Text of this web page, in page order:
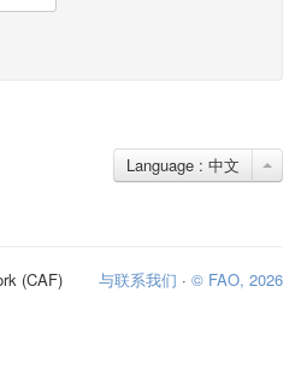
Language : 中文
(CAF) 与联系我们 · © FAO, 2026